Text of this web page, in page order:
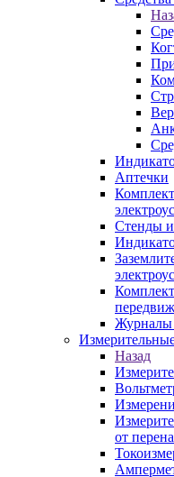
Аптечки
Стенды
Журналы
Назад
от